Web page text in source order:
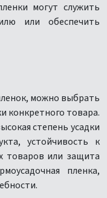
могут служить
или обеспечить
можно выбрать
конкретного товара.
степень усадки
устойчивость к
товаров или защита
пленка,